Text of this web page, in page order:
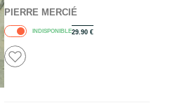
PIERRE MERCIÉ
INDISPONIBLE29.90 €